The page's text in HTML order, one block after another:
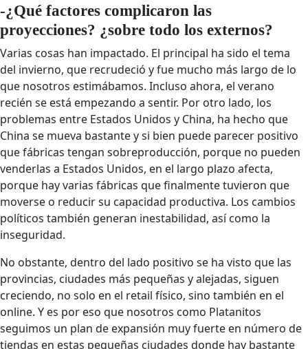
-¿Qué factores complicaron las
proyecciones? ¿sobre todo los externos?
Varias cosas han impactado. El principal ha sido el tema
del invierno, que recrudeció y fue mucho más largo de lo
que nosotros estimábamos. Incluso ahora, el verano
recién se está empezando a sentir. Por otro lado, los
problemas entre Estados Unidos y China, ha hecho que
China se mueva bastante y si bien puede parecer positivo
que fábricas tengan sobreproducción, porque no pueden
venderlas a Estados Unidos, en el largo plazo afecta,
porque hay varias fábricas que finalmente tuvieron que
moverse o reducir su capacidad productiva. Los cambios
políticos también generan inestabilidad, así como la
inseguridad.
No obstante, dentro del lado positivo se ha visto que las
provincias, ciudades más pequeñas y alejadas, siguen
creciendo, no solo en el retail físico, sino también en el
online. Y es por eso que nosotros como Platanitos
seguimos un plan de expansión muy fuerte en número de
tiendas en estas pequeñas ciudades donde hay bastante